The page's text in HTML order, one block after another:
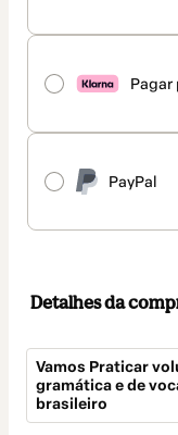
Pagar
PayPal
Detalhes da
Vamos Praticar
gramática e de
brasileiro